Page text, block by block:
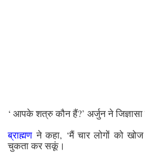
‘ आपके शत्रु कौन हैं?’ अर्जुन ने जिज्ञासा
ब्राह्मण ने कहा, ‘मैं चार लोगों को
चुकता कर सकूं।